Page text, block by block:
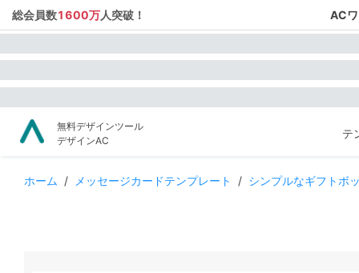
総会員数1600万人突破！ AC
無料デザインツール
デザインAC
テ
ホーム / メッセージカードテンプレート / シンプルなギフトボ